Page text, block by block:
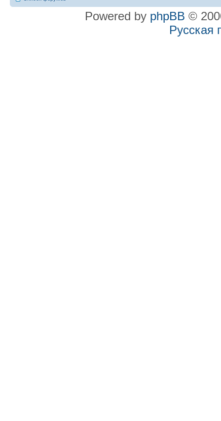
Powered by phpBB ©
Русская